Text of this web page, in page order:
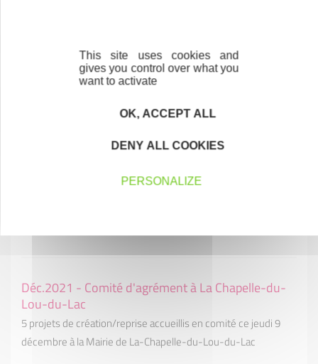
Déc. 2021 - Comité Croissance dans les locaux de
SPECTACULAIRES Allumeurs d'Images à Saint
décembre, trois entreprises en développement sur le
Déc.2021 - Comité d'agrément à La Chapelle-du-
Lou-du-Lac
5 projets de création/reprise accueillis en comité ce jeudi 9
décembre à la Mairie de La-Chapelle-du-Lou-du-Lac
This site uses cookies and
gives you control over what you
want to activate
OK, ACCEPT ALL
DENY ALL COOKIES
PERSONALIZE